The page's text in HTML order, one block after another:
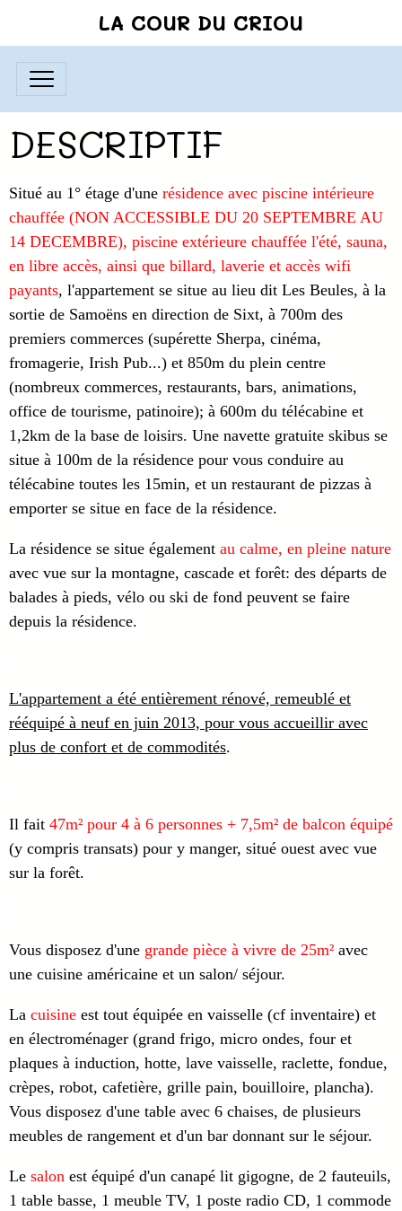
LA COUR DU CRIOU
DESCRIPTIF
Situé au 1° étage d'une résidence avec piscine intérieure
chauffée (NON ACCESSIBLE DU 20 SEPTEMBRE AU
14 DECEMBRE), piscine extérieure chauffée l'été, sauna,
en libre accès, ainsi que billard, laverie et accès wifi
payants, l'appartement se situe au lieu dit Les Beules, à la
sortie de Samoëns en direction de Sixt, à 700m des
premiers commerces (supérette Sherpa, cinéma,
fromagerie, Irish Pub...) et 850m du plein centre
(nombreux commerces, restaurants, bars, animations,
office de tourisme, patinoire); à 600m du télécabine et
1,2km de la base de loisirs. Une navette gratuite skibus se
situe à 100m de la résidence pour vous conduire au
télécabine toutes les 15min, et un restaurant de pizzas à
emporter se situe en face de la résidence.
La résidence se situe également au calme, en pleine nature
avec vue sur la montagne, cascade et forêt: des départs de
balades à pieds, vélo ou ski de fond peuvent se faire
depuis la résidence.
L'appartement a été entièrement rénové, remeublé et
rééquipé à neuf en juin 2013, pour vous accueillir avec
plus de confort et de commodités.
Il fait 47m² pour 4 à 6 personnes + 7,5m² de balcon équipé
(y compris transats) pour y manger, situé ouest avec vue
sur la forêt.
Vous disposez d'une grande pièce à vivre de 25m² avec
une cuisine américaine et un salon/ séjour.
La cuisine est tout équipée en vaisselle (cf inventaire) et
en électroménager (grand frigo, micro ondes, four et
plaques à induction, hotte, lave vaisselle, raclette, fondue,
crèpes, robot, cafetière, grille pain, bouilloire, plancha).
Vous disposez d'une table avec 6 chaises, de plusieurs
meubles de rangement et d'un bar donnant sur le séjour.
Le salon est équipé d'un canapé lit gigogne, de 2 fauteuils,
1 table basse, 1 meuble TV, 1 poste radio CD, 1 commode